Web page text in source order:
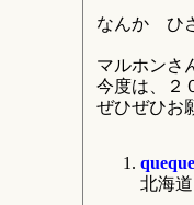
なんか ひ
マルホンさ
今度は、２
ぜひぜひお
queque
北海